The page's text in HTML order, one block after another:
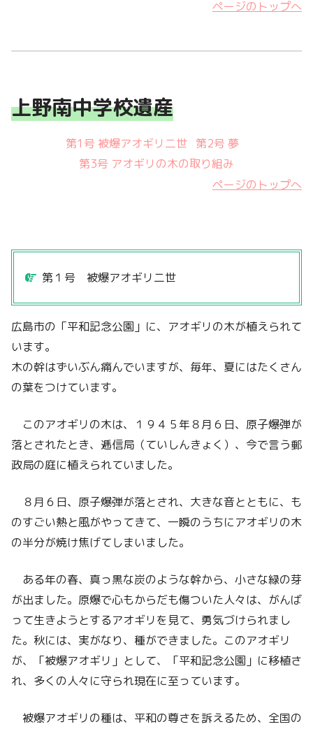
ページのトップへ
上野南中学校遺産
第1号 被爆アオギリ二世 第2号 夢
第3号 アオギリの木の取り組み
ページのトップへ
第１号 被爆アオギリ二世
広島市の「平和記念公園」に、アオギリの木が植えられて
います。
木の幹はずいぶん痛んでいますが、毎年、夏にはたくさん
の葉をつけています。
このアオギリの木は、１９４５年８月６日、原子爆弾が
落とされたとき、逓信局（ていしんきょく）、今で言う郵
政局の庭に植えられていました。
８月６日、原子爆弾が落とされ、大きな音とともに、も
のすごい熱と風がやってきて、一瞬のうちにアオギリの木
の半分が焼け焦げてしまいました。
ある年の春、真っ黒な炭のような幹から、小さな緑の芽
が出ました。原爆で心もからだも傷ついた人々は、がんば
って生きようとするアオギリを見て、勇気づけられまし
た。秋には、実がなり、種ができました。このアオギリ
が、「被爆アオギリ」として、「平和記念公園」に移植さ
れ、多くの人々に守られ現在に至っています。
被爆アオギリの種は、平和の尊さを訴えるため、全国の